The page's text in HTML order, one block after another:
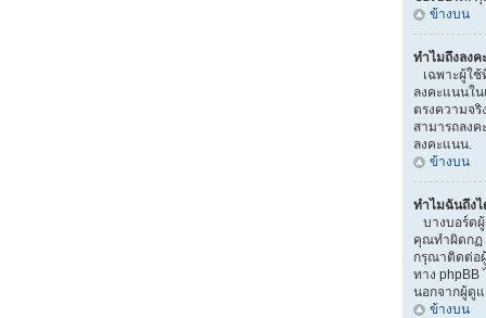
ข้างบน
ทำไมถึงลง
เฉพาะผู้ใ
ลงคะแนนใ
ตรงความจ
สามารถลง
ลงคะแนน.
ข้างบน
ทำไมฉันถึง
บางบอร์ด
คุณทำผิดกฏ
กรุณาติดต่อ
ทาง phpBB
นอกจากผู้ดู
ข้างบน